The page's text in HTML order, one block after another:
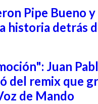
Pipe Bueno y
historia detrás
Juan
del remix que
de Mando